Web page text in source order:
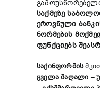
საქმეზე
ეროვნული
ნორმების
ფუნქციებს
საქინფორმის
ყველა მაღალი –